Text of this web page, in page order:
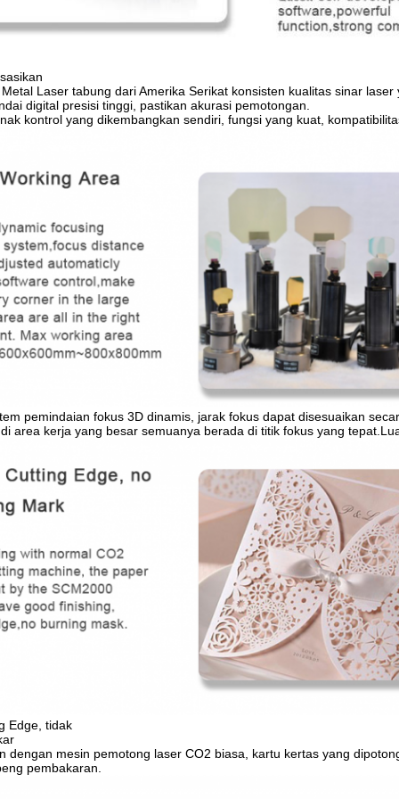
Laser tabung dari Amerika Serikat konsisten kualitas sinar
digital presisi tinggi, pastikan akurasi pemotongan.
kontrol yang dikembangkan sendiri, fungsi yang kuat,
pemindaian fokus 3D dinamis, jarak fokus dapat disesuaikan
area kerja yang besar semuanya berada di titik fokus yang
Edge, tidak
dengan mesin pemotong laser CO2 biasa, kartu kertas yang
pembakaran.